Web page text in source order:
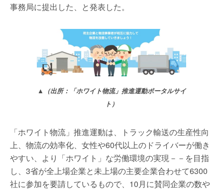
事務局に提出した、と発表した。
▲（出所：「ホワイト物流」推進運動ポータルサイ
ト）
「ホワイト物流」推進運動は、トラック輸送の生産性向
上、物流の効率化、女性や60代以上のドライバーが働き
やすい、より「ホワイト」な労働環境の実現－－を目指
し、3省が全上場企業と未上場の主要企業合わせて6300
社に参加を要請しているもので、10月に賛同企業の数や